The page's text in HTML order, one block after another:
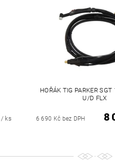
/ ks
HOŘÁK TIG PARKER
U/D FLX
6 690 Kč bez DPH 8